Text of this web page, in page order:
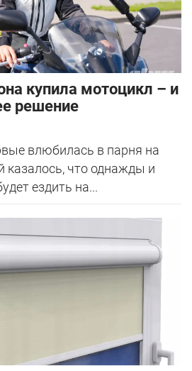
купила мотоцикл – и
решение
влюбилась в парня на
казалось, что однажды и
ездить на...